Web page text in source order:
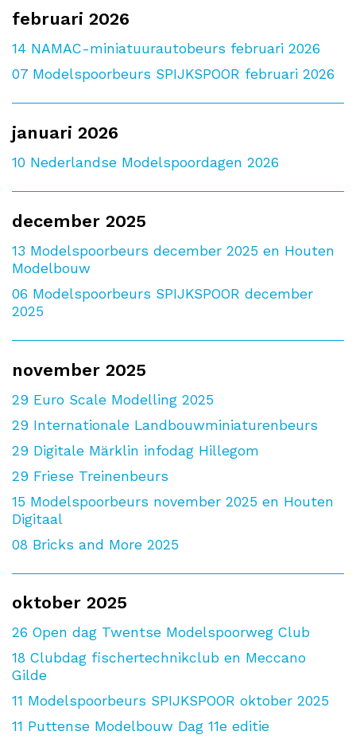
februari 2026
14 NAMAC-miniatuurautobeurs februari 2026
07 Modelspoorbeurs SPIJKSPOOR februari 2026
januari 2026
10 Nederlandse Modelspoordagen 2026
december 2025
13 Modelspoorbeurs december 2025 en Houten
Modelbouw
06 Modelspoorbeurs SPIJKSPOOR december
2025
november 2025
29 Euro Scale Modelling 2025
29 Internationale Landbouwminiaturenbeurs
29 Digitale Märklin infodag Hillegom
29 Friese Treinenbeurs
15 Modelspoorbeurs november 2025 en Houten
Digitaal
08 Bricks and More 2025
oktober 2025
26 Open dag Twentse Modelspoorweg Club
18 Clubdag fischertechnikclub en Meccano
Gilde
11 Modelspoorbeurs SPIJKSPOOR oktober 2025
11 Puttense Modelbouw Dag 11e editie